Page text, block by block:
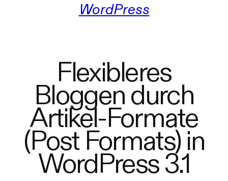
WordPress
Flexibleres
Bloggen durch
Artikel-Formate
(Post Formats) in
WordPress 3.1